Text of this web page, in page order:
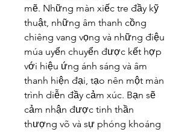
mẽ. Những màn xiếc tre đầy kỹ
thuật, những âm thanh cồng
chiêng vang vọng và những điệu
múa uyển chuyển được kết hợp
với hiệu ứng ánh sáng và âm
thanh hiện đại, tạo nên một màn
trình diễn đầy cảm xúc. Bạn sẽ
cảm nhận được tinh thần
thượng võ và sự phóng khoáng